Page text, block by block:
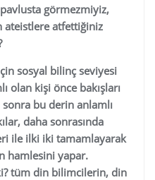
görmezmiyiz,
ateistlere atfettiğiniz
sosyal bilinç seviyesi
olan kişi önce bakışları
bu derin anlamlı
daha sonrasında
ile ilki iki tamamlayarak
hamlesini yapar.
tüm din bilimcilerin, din